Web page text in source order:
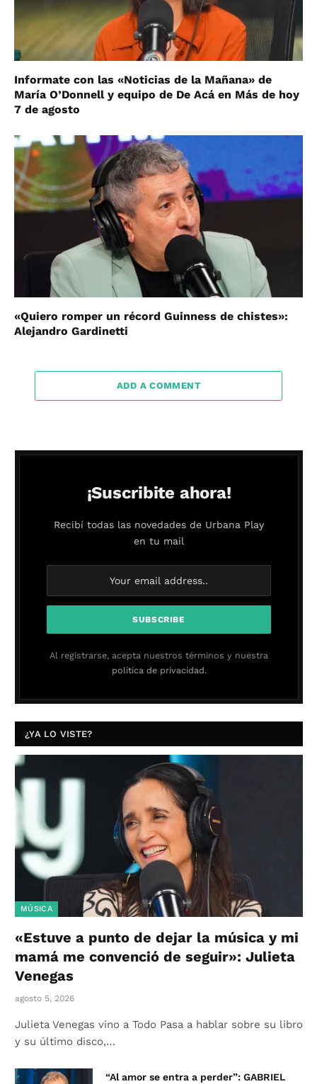
Informate con las «Noticias de la Mañana» de
María O’Donnell y equipo de De Acá en Más de hoy
7 de agosto
«Quiero romper un récord Guinness de chistes»:
Alejandro Gardinetti
ADD A COMMENT
¡Suscribite ahora!
Recibí todas las novedades de Urbana Play
en tu mail
Al registrarse, acepta nuestros términos y nuestra
política de privacidad.
¿YA LO VISTE?
MÚSICA
«Estuve a punto de dejar la música y mi
mamá me convenció de seguir»: Julieta
Venegas
agosto 5, 2026
Julieta Venegas vino a Todo Pasa a hablar sobre su libro
y su último disco,…
“Al amor se entra a perder”: GABRIEL